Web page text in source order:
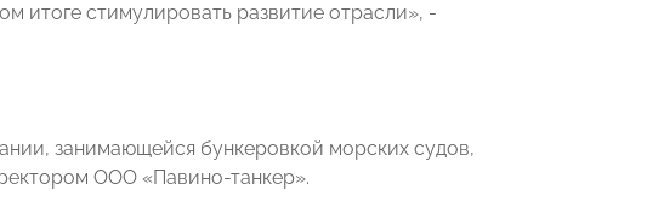
итоге стимулировать развитие отрасли», -
занимающейся бункеровкой морских судов,
ООО «Павино-танкер».